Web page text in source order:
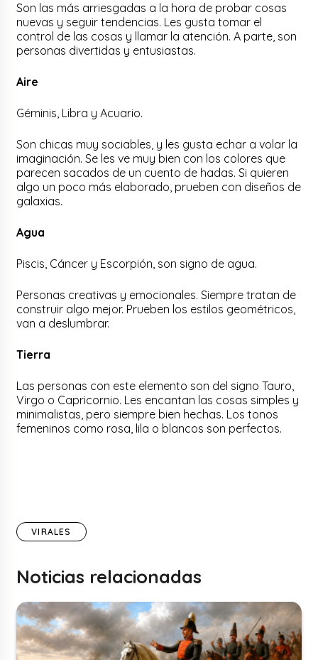
Son las más arriesgadas a la hora de probar cosas
nuevas y seguir tendencias. Les gusta tomar el
control de las cosas y llamar la atención. A parte, son
personas divertidas y entusiastas.
Aire
Géminis, Libra y Acuario.
Son chicas muy sociables, y les gusta echar a volar la
imaginación. Se les ve muy bien con los colores que
parecen sacados de un cuento de hadas. Si quieren
algo un poco más elaborado, prueben con diseños de
galaxias.
Agua
Piscis, Cáncer y Escorpión, son signo de agua.
Personas creativas y emocionales. Siempre tratan de
construir algo mejor. Prueben los estilos geométricos,
van a deslumbrar.
Tierra
Las personas con este elemento son del signo Tauro,
Virgo o Capricornio. Les encantan las cosas simples y
minimalistas, pero siempre bien hechas. Los tonos
femeninos como rosa, lila o blancos son perfectos.
VIRALES
Noticias relacionadas